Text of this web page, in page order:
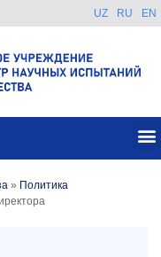
UZ RU EN
» Политика